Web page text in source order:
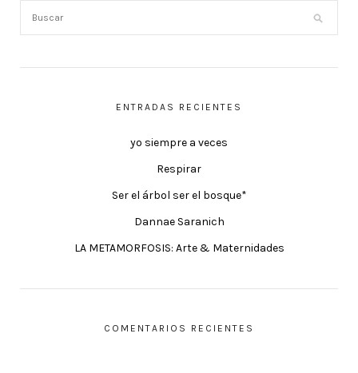
ENTRADAS RECIENTES
yo siempre a veces
Respirar
Ser el árbol ser el bosque*
Dannae Saranich
LA METAMORFOSIS: Arte & Maternidades
COMENTARIOS RECIENTES